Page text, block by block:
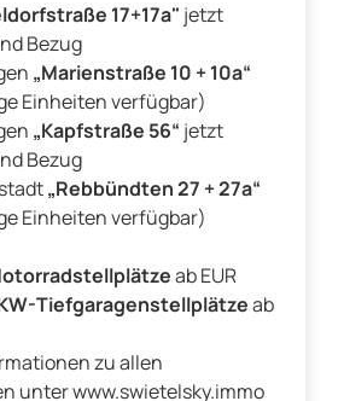
17+17a" jetzt
Bezug
„Marienstraße 10 + 10a“
Einheiten verfügbar)
„Kapfstraße 56“ jetzt
Bezug
„Rebbündten 27 + 27a“
Einheiten verfügbar)
ab EUR
Tiefgaragenstellplätzeab
zu allen
unter www.swietelsky.immo